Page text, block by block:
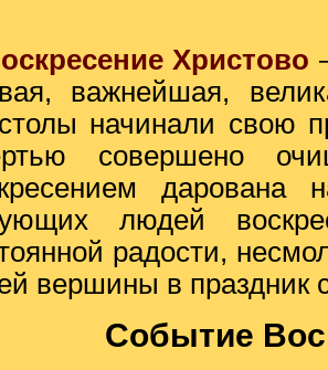
Христово
важнейшая,
начинали свою
совершено
людей
радости,
вершины в праздник
Событие